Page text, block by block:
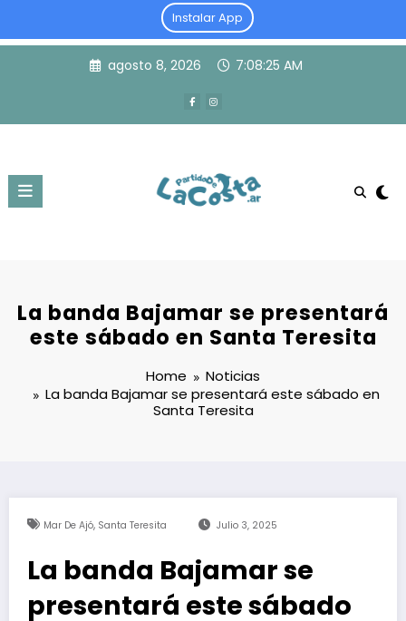
Instalar App
agosto 8, 2026 7:08:26 AM
La banda Bajamar se presentará
este sábado en Santa Teresita
Home
Noticias
La banda Bajamar se presentará este sábado en
Santa Teresita
Mar De Ajó, Santa Teresita Julio 3, 2025
La banda Bajamar se
presentará este sábado